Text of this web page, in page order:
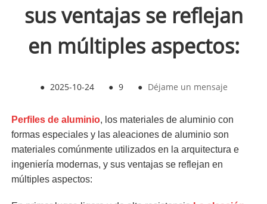
sus ventajas se reflejan
en múltiples aspectos:
● 2025-10-24 ● 9 ● Déjame un mensaje
Perfiles de aluminio, los materiales de aluminio con
formas especiales y las aleaciones de aluminio son
materiales comúnmente utilizados en la arquitectura e
ingeniería modernas, y sus ventajas se reflejan en
múltiples aspectos: